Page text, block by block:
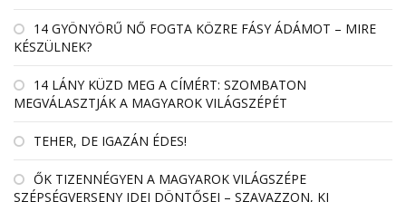
14 GYÖNYÖRŰ NŐ FOGTA KÖZRE FÁSY ÁDÁMOT – MIRE
KÉSZÜLNEK?
14 LÁNY KÜZD MEG A CÍMÉRT: SZOMBATON
MEGVÁLASZTJÁK A MAGYAROK VILÁGSZÉPÉT
TEHER, DE IGAZÁN ÉDES!
ŐK TIZENNÉGYEN A MAGYAROK VILÁGSZÉPE
SZÉPSÉGVERSENY IDEI DÖNTŐSEI – SZAVAZZON, KI